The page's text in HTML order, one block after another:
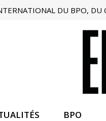
DU BPO, DU
BPO